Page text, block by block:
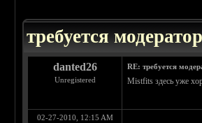
требуется
danted26
Unregistered
RE: требуется
Mistfits здесь уже
02-27-2010, 12:15 AM